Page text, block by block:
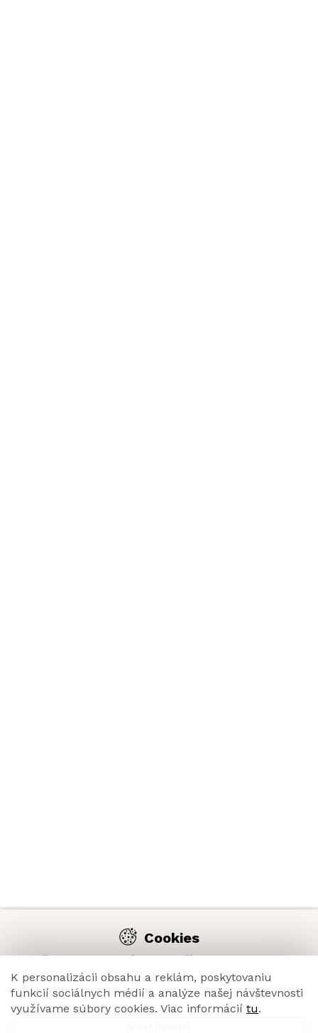
K personalizácii obsahu a reklám, poskytovaniu
funkcií sociálnych médií a analýze našej návštevnosti
využívame súbory cookies. Viac informácií tu.
Cookies
Na našich webových stránkach používame cookies, aby sme
Vám umožnili pohodlný pohyb na e-shope a vďaka analýze
jeho prevádzky neustále zlepšovali funkcie, výkon,
použiteľnosť a celkový zážitok z nakupovania.